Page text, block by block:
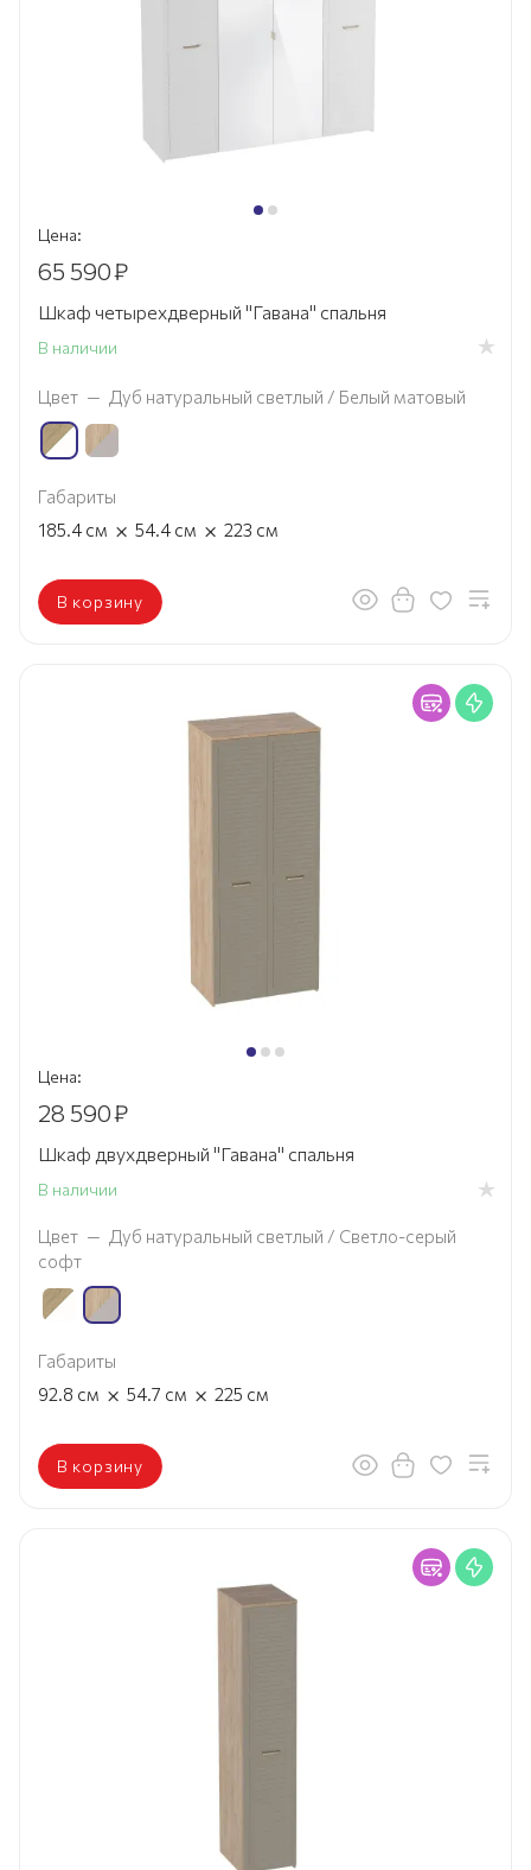
Цена:
65 590₽
Шкаф четырехдверный "Гавана" спальня
В наличии
Цвет — Дуб натуральный светлый / Белый матовый
Габариты
185.4 см × 54.4 см × 223 см
В корзину
Цена:
28 590₽
Шкаф двухдверный "Гавана" спальня
В наличии
Цвет — Дуб натуральный светлый / Светло-серый
софт
Габариты
92.8 см × 54.7 см × 225 см
В корзину